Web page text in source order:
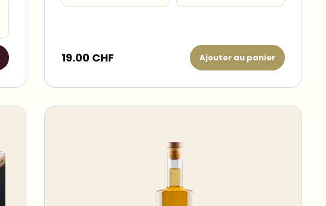
19.00 CHF Ajouter au panier